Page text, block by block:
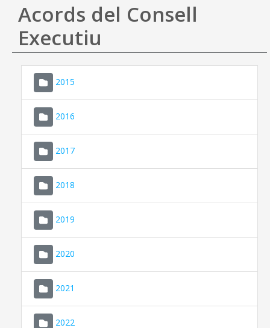
Ajuda
Acords del Consell
Executiu
2015
2016
2017
2018
2019
2020
2021
2022